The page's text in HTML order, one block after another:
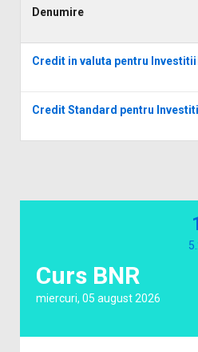
Denumire
Credit in valuta pentru
Credit Standard pentru
Curs BNR
miercuri, 05 august 2026